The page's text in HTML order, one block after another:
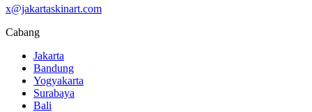
x@jakartaskinart.com
Cabang
Jakarta
Bandung
Yogyakarta
Surabaya
Bali